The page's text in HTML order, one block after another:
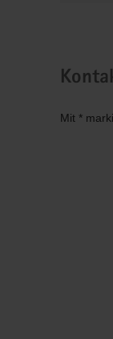
Mit *